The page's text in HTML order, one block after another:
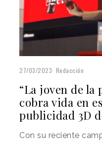
27/03/2023 Redacción
“La joven de la
cobra vida en
publicidad 3D
Con su reciente